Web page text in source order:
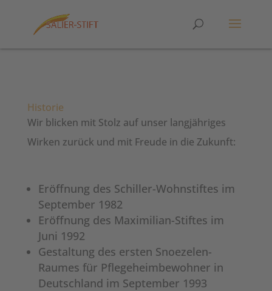
Historie
Wir blicken mit Stolz auf unser langjähriges
Wirken zurück und mit Freude in die Zukunft:
Eröffnung des Schiller-Wohnstiftes im
September 1982
Eröffnung des Maximilian-Stiftes im
Juni 1992
Gestaltung des ersten Snoezelen-
Raumes für Pflegeheimbewohner in
Deutschland im September 1993